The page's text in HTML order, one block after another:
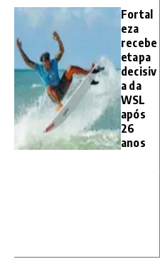
Fortal
eza
recebe
etapa
decisiv
a da
WSL
após
26
anos